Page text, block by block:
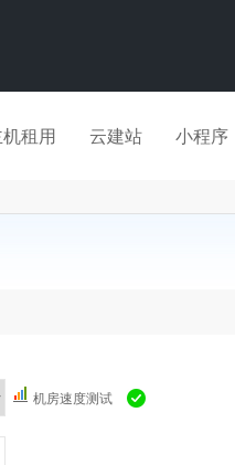
租用 云建站 小程序
机房速度测试